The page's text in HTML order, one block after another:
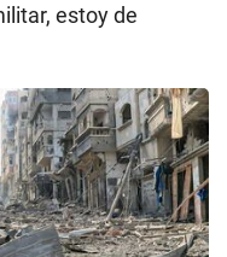
estoy de